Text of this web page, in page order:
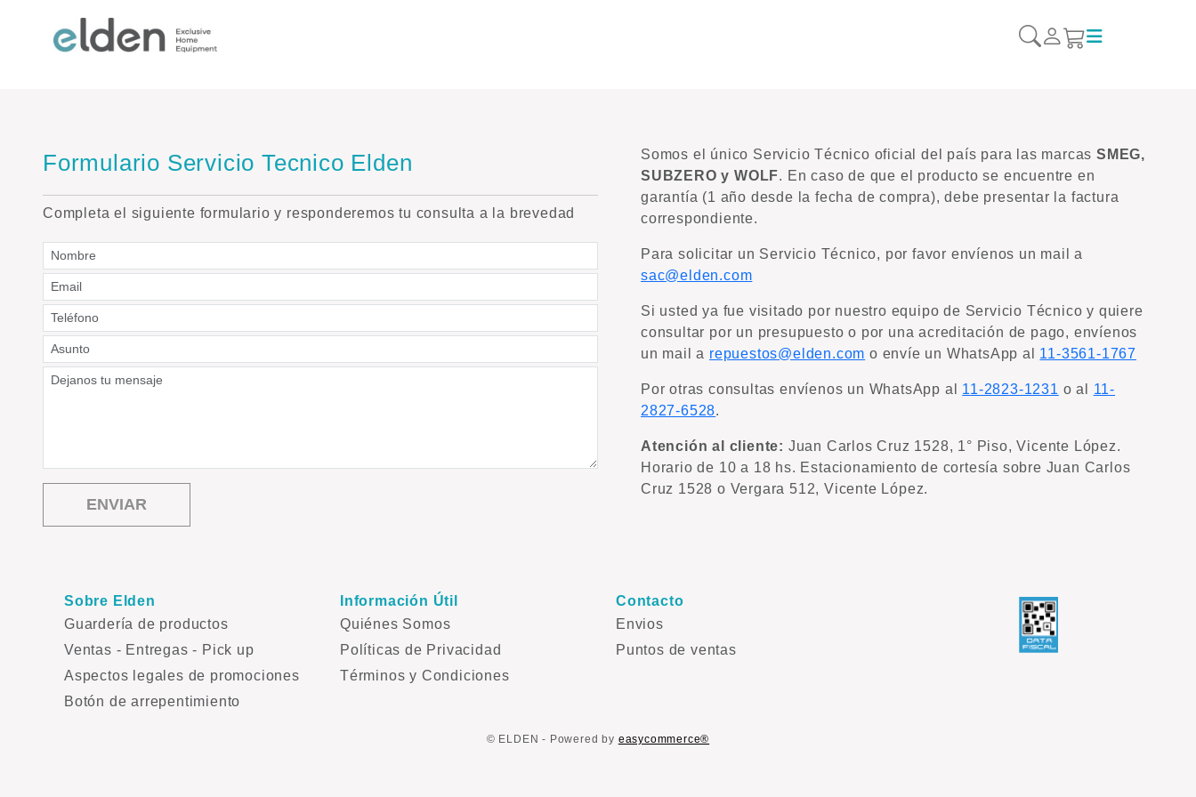
Somos el único Servicio Técnico oficial del país para las marcas SMEG,
SUBZERO y WOLF. En caso de que el producto se encuentre en
garantía (1 año desde la fecha de compra), debe presentar la factura
correspondiente.
Para solicitar un Servicio Técnico, por favor envíenos un mail a
sac@elden.com
Si usted ya fue visitado por nuestro equipo de Servicio Técnico y quiere
consultar por un presupuesto o por una acreditación de pago, envíenos
un mail a repuestos@elden.com o envíe un WhatsApp al 11-3561-1767
Por otras consultas envíenos un WhatsApp al 11-2823-1231 o al 11-
2827-6528.
Atención al cliente: Juan Carlos Cruz 1528, 1° Piso, Vicente López.
Horario de 10 a 18 hs. Estacionamiento de cortesía sobre Juan Carlos
Cruz 1528 o Vergara 512, Vicente López.
Formulario Servicio Tecnico Elden
Completa el siguiente formulario y responderemos tu consulta a la brevedad
Nombre
Email
Teléfono
Asunto
Mensaje
ENVIAR
Información Útil
Quiénes Somos
Políticas de Privacidad
Términos y Condiciones
Contacto
Envios
Puntos de ventas
Sobre Elden
Guardería de productos
Ventas - Entregas - Pick up
Aspectos legales de promociones
Botón de arrepentimiento
© ELDEN - Powered by easycommerce®